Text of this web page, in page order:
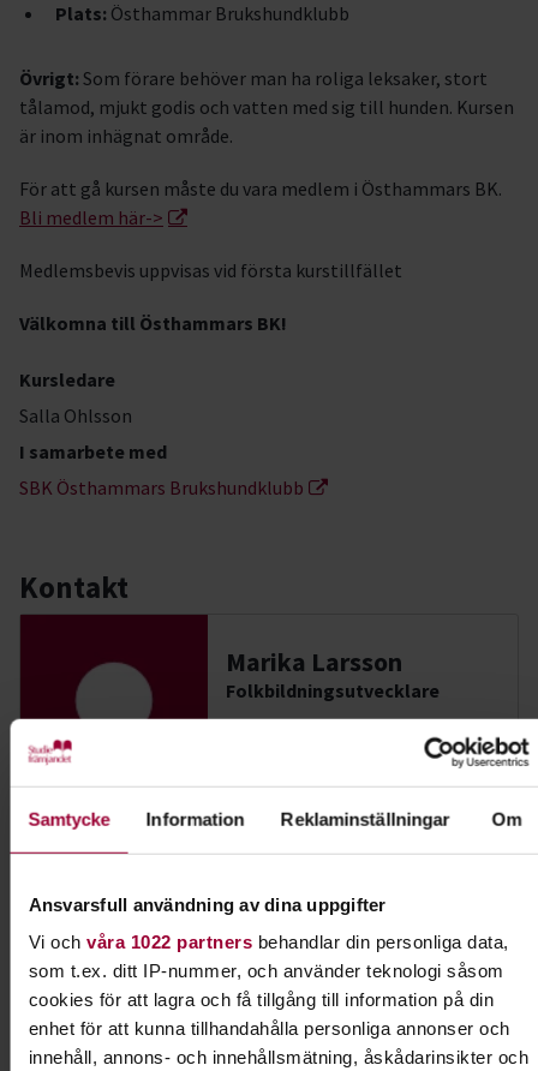
Samtycke Information Reklaminställningar Om
Ansvarsfull användning av dina uppgifter
Vi och våra 1022 partnersbehandlar din personliga data,
som t.ex. ditt IP-nummer, och använder teknologi såsom
cookies för att lagra och få tillgång till information på din
enhet för att kunna tillhandahålla personliga annonser och
innehåll, annons- och innehållsmätning, åskådarinsikter och
Plats: Östhammar Brukshundklubb
Övrigt: Som förare behöver man ha roliga leksaker, stort
tålamod, mjukt godis och vatten med sig till hunden. Kursen
är inom inhägnat område.
För att gå kursen måste du vara medlem i Östhammars BK.
Bli medlem här->
Medlemsbevis uppvisas vid första kurstillfället
Välkomna till Östhammars BK!
Kursledare
Salla Ohlsson
I samarbete med
SBK Östhammars Brukshundklubb
Kontakt
Marika Larsson
Folkbildningsutvecklare
Skicka e-post
Agility
Bli samspelt med din hund genom utmanande
hinderbanor. Agility betyder snabbhet och det är
verkligen snabbhet och samarbete det handlar